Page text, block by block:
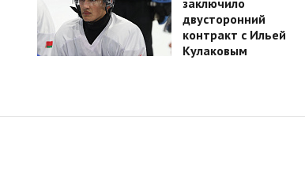
двусторонний
контракт с Ильей
Кулаковым